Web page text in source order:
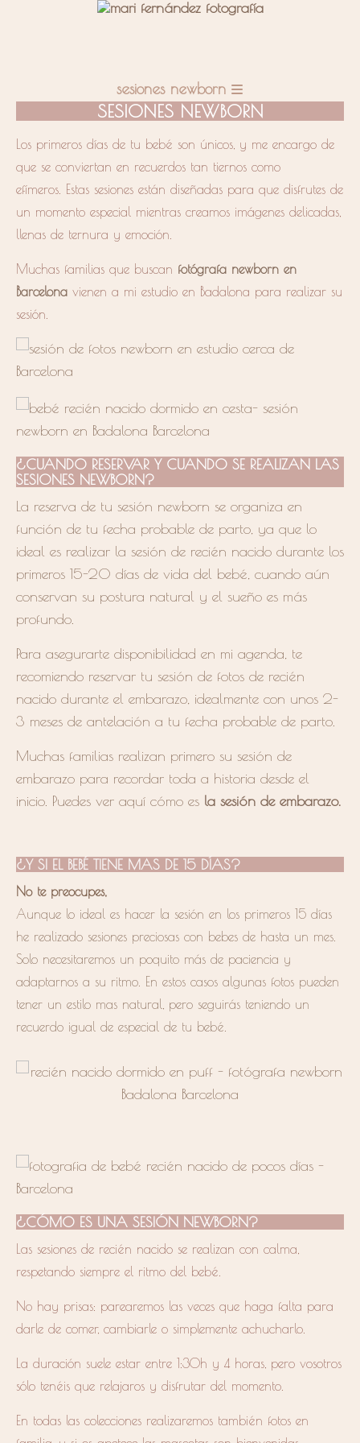
sesiones newborn
SESIONES NEWBORN
os primeros días de tu bebé son únicos, y me encargo de
que se conviertan en recuerdos tan tiernos como
efímeros.
Estas sesiones están diseñadas para que disfrutes de
un momento especial mientras creamos imágenes delicadas,
llenas de ternura y emoción.
Muchas familias que buscan fotógrafa newborn en
Barcelona vienen a mi estudio en Badalona para realizar su
sesión.
¿CUANDO RESERVAR Y CUANDO SE REALIZAN LAS
SESIONES NEWBORN?
La reserva de tu sesión newborn se organiza en
función de tu fecha probable de parto, ya que lo
ideal es realizar la sesión de recién nacido durante los
primeros 15-20 días de vida del bebé, cuando aún
conservan su postura natural y el sueño es más
profundo.
Para asegurarte disponibilidad en mi agenda, te
recomiendo reservar tu sesión de fotos de recién
nacido durante el embarazo, idealmente con unos 2-
3 meses de antelación a tu fecha probable de parto.
Muchas familias realizan primero su sesión de
embarazo para recordar toda a historia desde el
inicio. Puedes ver aquí cómo es la sesión de embarazo.
¿Y SI EL BEBÉ TIENE MAS DE 15 DÍAS?
No te preocupes,
Aunque lo ideal es hacer la sesión en los primeros 15 días
he realizado sesiones preciosas con bebes de hasta un mes.
Solo necesitaremos un poquito más de paciencia y
adaptarnos a su ritmo. En estos casos algunas fotos pueden
tener un estilo mas natural, pero seguirás teniendo un
recuerdo igual de especial de tu bebé.
¿CÓMO ES UNA SESIÓN NEWBORN?
Las sesiones de recién nacido se realizan con calma,
respetando siempre el ritmo del bebé.
No hay prisas: parearemos las veces que haga falta para
darle de comer, cambiarle o simplemente achucharlo.
La duración suele estar entre 1:30h y 4 horas, pero vosotros
sólo tenéis que relajaros y disfrutar del momento.
En todas las colecciones realizaremos también fotos en